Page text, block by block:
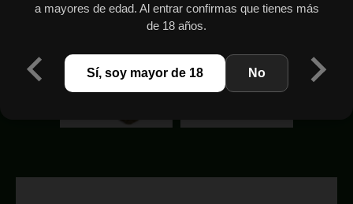
a mayores de edad. Al entrar confirmas que tienes más
de 18 años.
Sí, soy mayor de 18 No